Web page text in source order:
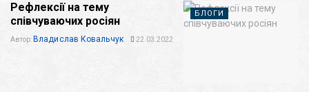
БЛОГИ
Рефлексії на тему
співчуваючих росіян
Автор: Владислав Ковальчук 22.03.2022